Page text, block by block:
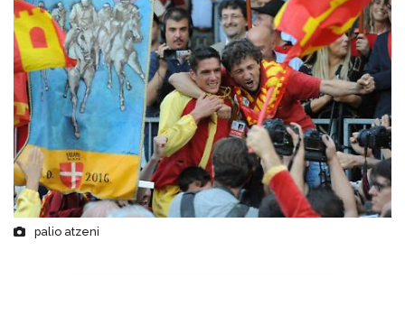
palio atzeni